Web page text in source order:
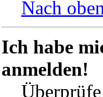
Nach
Ich habe
anmelden!